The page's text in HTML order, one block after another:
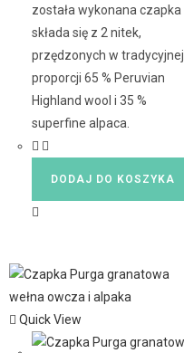
została wykonana czapka
składa się z 2 nitek,
przędzonych w tradycyjnej
proporcji 65 % Peruvian
Highland wool i 35 %
superfine alpaca.
DODAJ DO KOSZYKA
Quick View